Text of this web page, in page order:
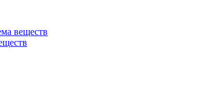
веществ